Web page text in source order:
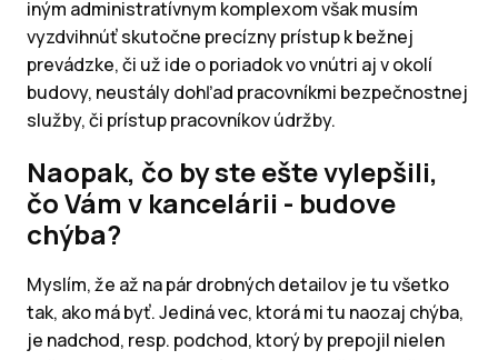
iným administratívnym komplexom však musím
vyzdvihnúť skutočne precízny prístup k bežnej
prevádzke, či už ide o poriadok vo vnútri aj v okolí
budovy, neustály dohľad pracovníkmi bezpečnostnej
služby, či prístup pracovníkov údržby.
Naopak, čo by ste ešte vylepšili,
čo Vám v kancelárii - budove
chýba?
Myslím, že až na pár drobných detailov je tu všetko
tak, ako má byť. Jediná vec, ktorá mi tu naozaj chýba,
je nadchod, resp. podchod, ktorý by prepojil nielen